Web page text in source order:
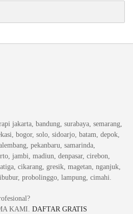
jakarta, bandung, surabaya, semarang,
bogor, solo, sidoarjo, batam, depok,
pekanbaru, samarinda,
jambi, madiun, denpasar, cirebon,
cikarang, gresik, magetan, nganjuk,
probolinggo, lampung, cimahi.
KAMI. DAFTAR GRATIS